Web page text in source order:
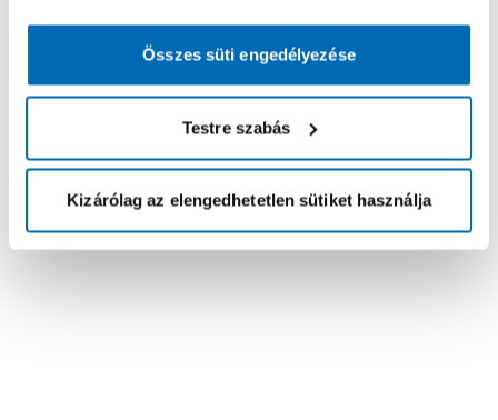
Összes süti engedélyezése
Testre szabás
Kizárólag az elengedhetetlen sütiket használja